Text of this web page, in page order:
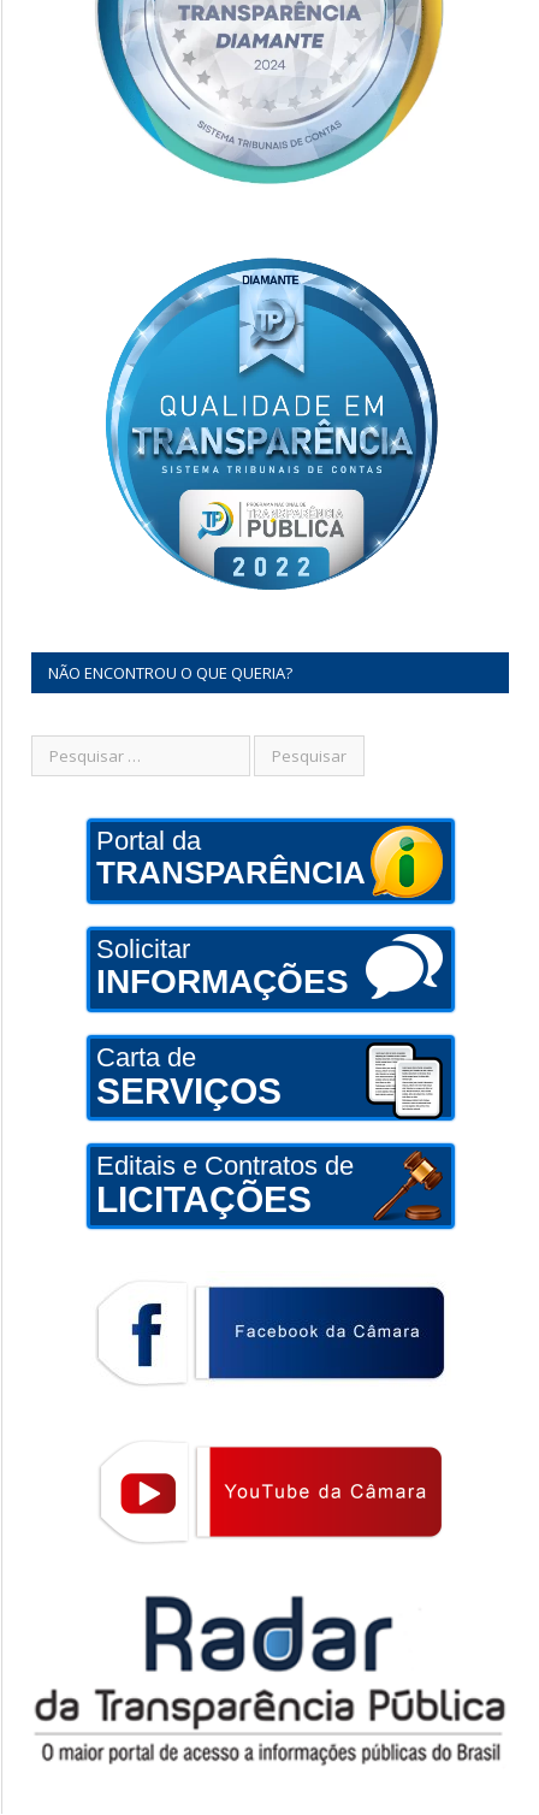
NÃO ENCONTROU O QUE QUERIA?
Portal da
TRANSPARÊNCIA
Solicitar
INFORMAÇÕES
Carta de
SERVIÇOS
Editais e Contratos de
LICITAÇÕES